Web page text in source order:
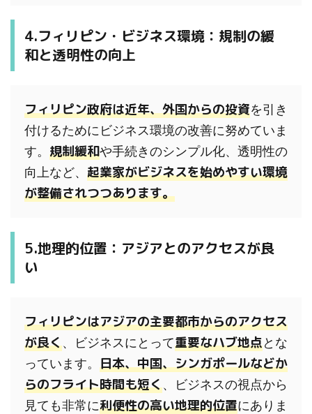
4.フィリピン・ビジネス環境：規制の緩
和と透明性の向上
フィリピン政府は近年、外国からの投資を引き
付けるためにビジネス環境の改善に努めていま
す。 規制緩和や手続きのシンプル化、透明性の
向上など、 起業家がビジネスを始めやすい環境
が整備されつつあります。
5.地理的位置：アジアとのアクセスが良
い
フィリピンはアジアの主要都市からのアクセス
が良く、ビジネスにとって重要なハブ地点とな
っています。 日本、中国、シンガポールなどか
らのフライト時間も短く、ビジネスの視点から
見ても非常に利便性の高い地理的位置にありま